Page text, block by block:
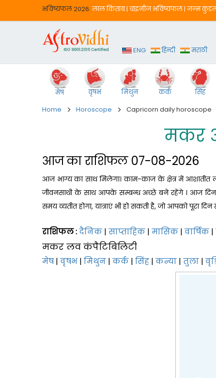
भविष्‍यफल 2026:लाल किताब| चाइनीज भविष्‍यफल| जन्‍म
ENG हिन्दी मराठी
मेष वृषभ मिथुन कर्क सिंह
Home Horoscope Capricorn daily horoscope
मकर
आज का राशिफल 07-08-2026
आज भाग्य का साथ मिलेगा। काम-काज के क्षेत्र में
जीवनसाथी के साथ आपके सम्बन्ध अच्छे बने रहेंगे । आज
समय व्यतीत होगा, यात्राएं भी हो सकती है, जो आपको पूरा
राशिफल :दैनिक | साप्‍ताहिक | मासिक | वार्षिक |
मकर लव कंपैटिबिलिटी
मेष | वृषभ| मिथुन | कर्क | सिंह | कन्या | तुला |